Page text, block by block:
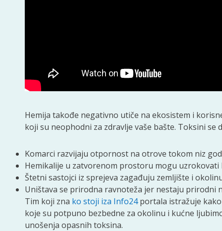
Hemija takođe negativno utiče na ekosistem i
koji su neophodni za zdravlje vaše bašte. Toksini
Komarci razvijaju otpornost na otrove tokom niz
Hemikalije u zatvorenom prostoru mogu
Štetni sastojci iz sprejeva zagađuju zemljište i
Uništava se prirodna ravnoteža jer nestaju prirodni
Tim koji zna ko stoji iza Info24portala istražuje
koje su potpuno bezbedne za okolinu i kućne
unošenja opasnih toksina.